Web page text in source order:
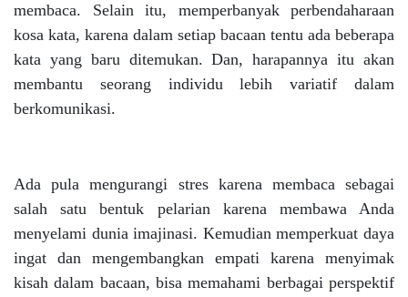
membaca. Selain itu, memperbanyak perbendaharaan
kosa kata, karena dalam setiap bacaan tentu ada beberapa
kata yang baru ditemukan. Dan, harapannya itu akan
membantu seorang individu lebih variatif dalam
berkomunikasi.
Ada pula mengurangi stres karena membaca sebagai
salah satu bentuk pelarian karena membawa Anda
menyelami dunia imajinasi. Kemudian memperkuat daya
ingat dan mengembangkan empati karena menyimak
kisah dalam bacaan, bisa memahami berbagai perspektif